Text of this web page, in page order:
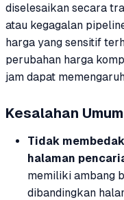
diselesaikan secara
atau kegagalan
harga yang sensitif
perubahan harga
jam dapat
Kesalahan
Tidak
halaman
memiliki ambang
dibandingkan